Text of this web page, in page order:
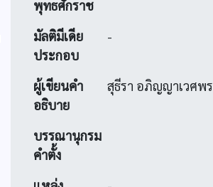
พุทธศักราช
มัลติมีเดีย
ประกอบ
-
ผู้เขียนคำ
อธิบาย
สุธีรา อภิญญาเวศพร
บรรณานุกรม
คำตั้ง